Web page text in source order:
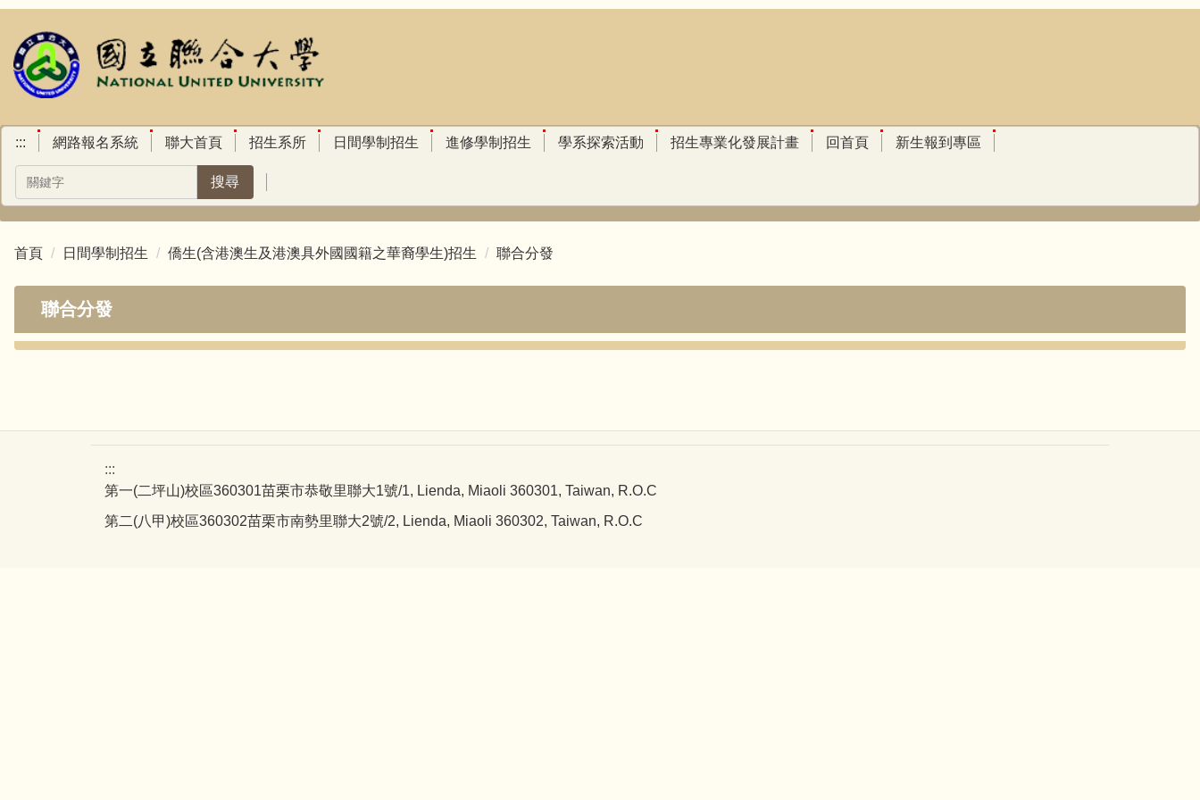
跳
主
要
區
::: 網路報名系統 聯大首頁 招生系所 日間學制招生 進修學制招生 學系探索活動 招生專業化發展計畫 回首頁 新生報到專區
搜尋
首頁 日間學制招生 僑生(含港澳生及港澳具外國國籍之華裔學生)招生 聯合分發
聯合分發
:::
第一(二坪山)校區360301苗栗市恭敬里聯大1號/1, Lienda, Miaoli 360301, Taiwan, R.O.C
第二(八甲)校區360302苗栗市南勢里聯大2號/2, Lienda, Miaoli 360302, Taiwan, R.O.C